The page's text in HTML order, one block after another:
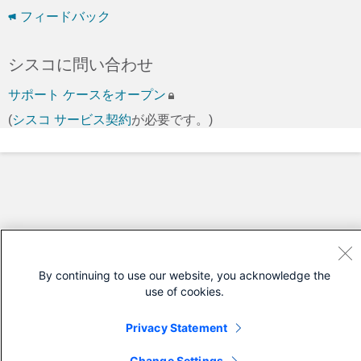
フィードバック
シスコに問い合わせ
サポート ケースをオープン
(シスコ サービス契約が必要です。)
By continuing to use our website, you acknowledge the
use of cookies.
Privacy Statement